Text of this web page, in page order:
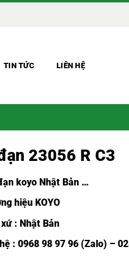
TIN TỨC LIÊN HỆ
23056 R C3
koyo Nhật Bản…
hiệu KOYO
: Nhật Bản
: 0968 98 97 96 (Zalo) –